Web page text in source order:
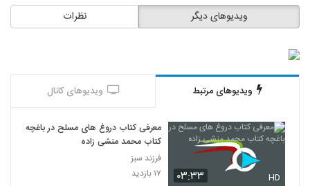
۵۳۳ بازدید
119
120
028130 - نظریه شبکه (Network Theory)
۶۱۳ بازدید
نظرات ویدیوهای دیگر
ویدیوهای مرتبط ویدیوهای کانال
۰۳:۳۳ HD
معرفی کتاب دروغ های مسلح در باغچه
کتاب محمد منشی زاده
فرزند سبز
۱۷ بازدید